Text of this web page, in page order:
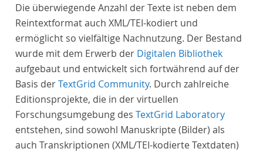
Die überwiegende Anzahl der Texte ist neben dem
Reintextformat auch XML/TEI-kodiert und
ermöglicht so vielfältige Nachnutzung. Der Bestand
wurde mit dem Erwerb der Digitalen Bibliothek
aufgebaut und entwickelt sich fortwährend auf der
Basis derTextGrid Community. Durch zahlreiche
Editionsprojekte, die in der virtuellen
Forschungsumgebung des TextGrid Laboratory
entstehen, sind sowohl Manuskripte (Bilder) als
auch Transkriptionen (XML/TEI-kodierte Textdaten)